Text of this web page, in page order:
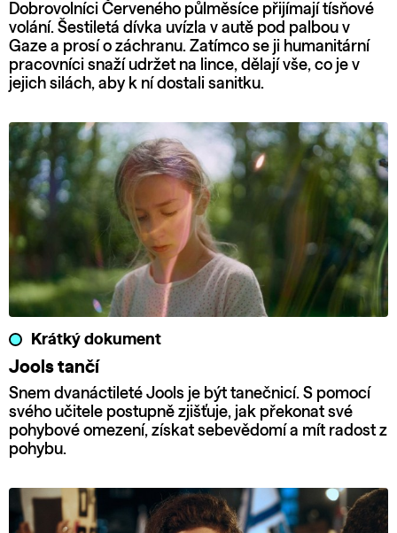
Dobrovolníci Červeného půlměsíce přijímají tísňové
volání. Šestiletá dívka uvízla v autě pod palbou v
Gaze a prosí o záchranu. Zatímco se ji humanitární
pracovníci snaží udržet na lince, dělají vše, co je v
jejich silách, aby k ní dostali sanitku.
Krátký dokument
Jools tančí
Snem dvanáctileté Jools je být tanečnicí. S pomocí
svého učitele postupně zjišťuje, jak překonat své
pohybové omezení, získat sebevědomí a mít radost z
pohybu.